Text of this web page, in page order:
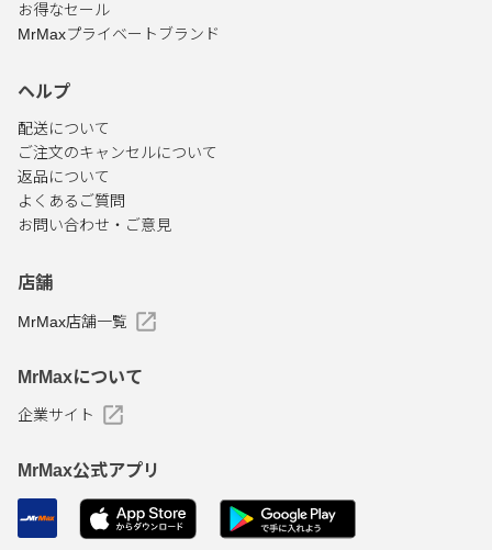
お得なセール
MrMaxプライベートブランド
ヘルプ
配送について
ご注文のキャンセルについて
返品について
よくあるご質問
お問い合わせ・ご意見
店舗
MrMax店舗一覧
MrMaxについて
企業サイト
MrMax公式アプリ